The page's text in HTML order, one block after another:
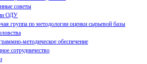
советы
ОДУ
группа по методологии оценки сырьевой базы
методическое обеспечение
сотрудничество